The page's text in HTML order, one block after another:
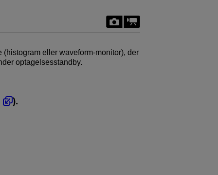
eller waveform-monitor), der
optagelsesstandby.
).